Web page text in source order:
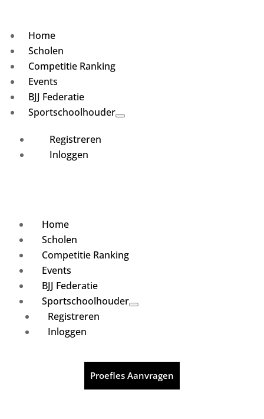
Home
Scholen
Competitie Ranking
Events
BJJ Federatie
Sportschoolhouder
Registreren
Inloggen
Home
Scholen
Competitie Ranking
Events
BJJ Federatie
Sportschoolhouder
Registreren
Inloggen
Proefles Aanvragen